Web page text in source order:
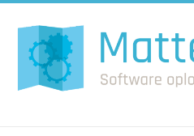
naar
inhoud